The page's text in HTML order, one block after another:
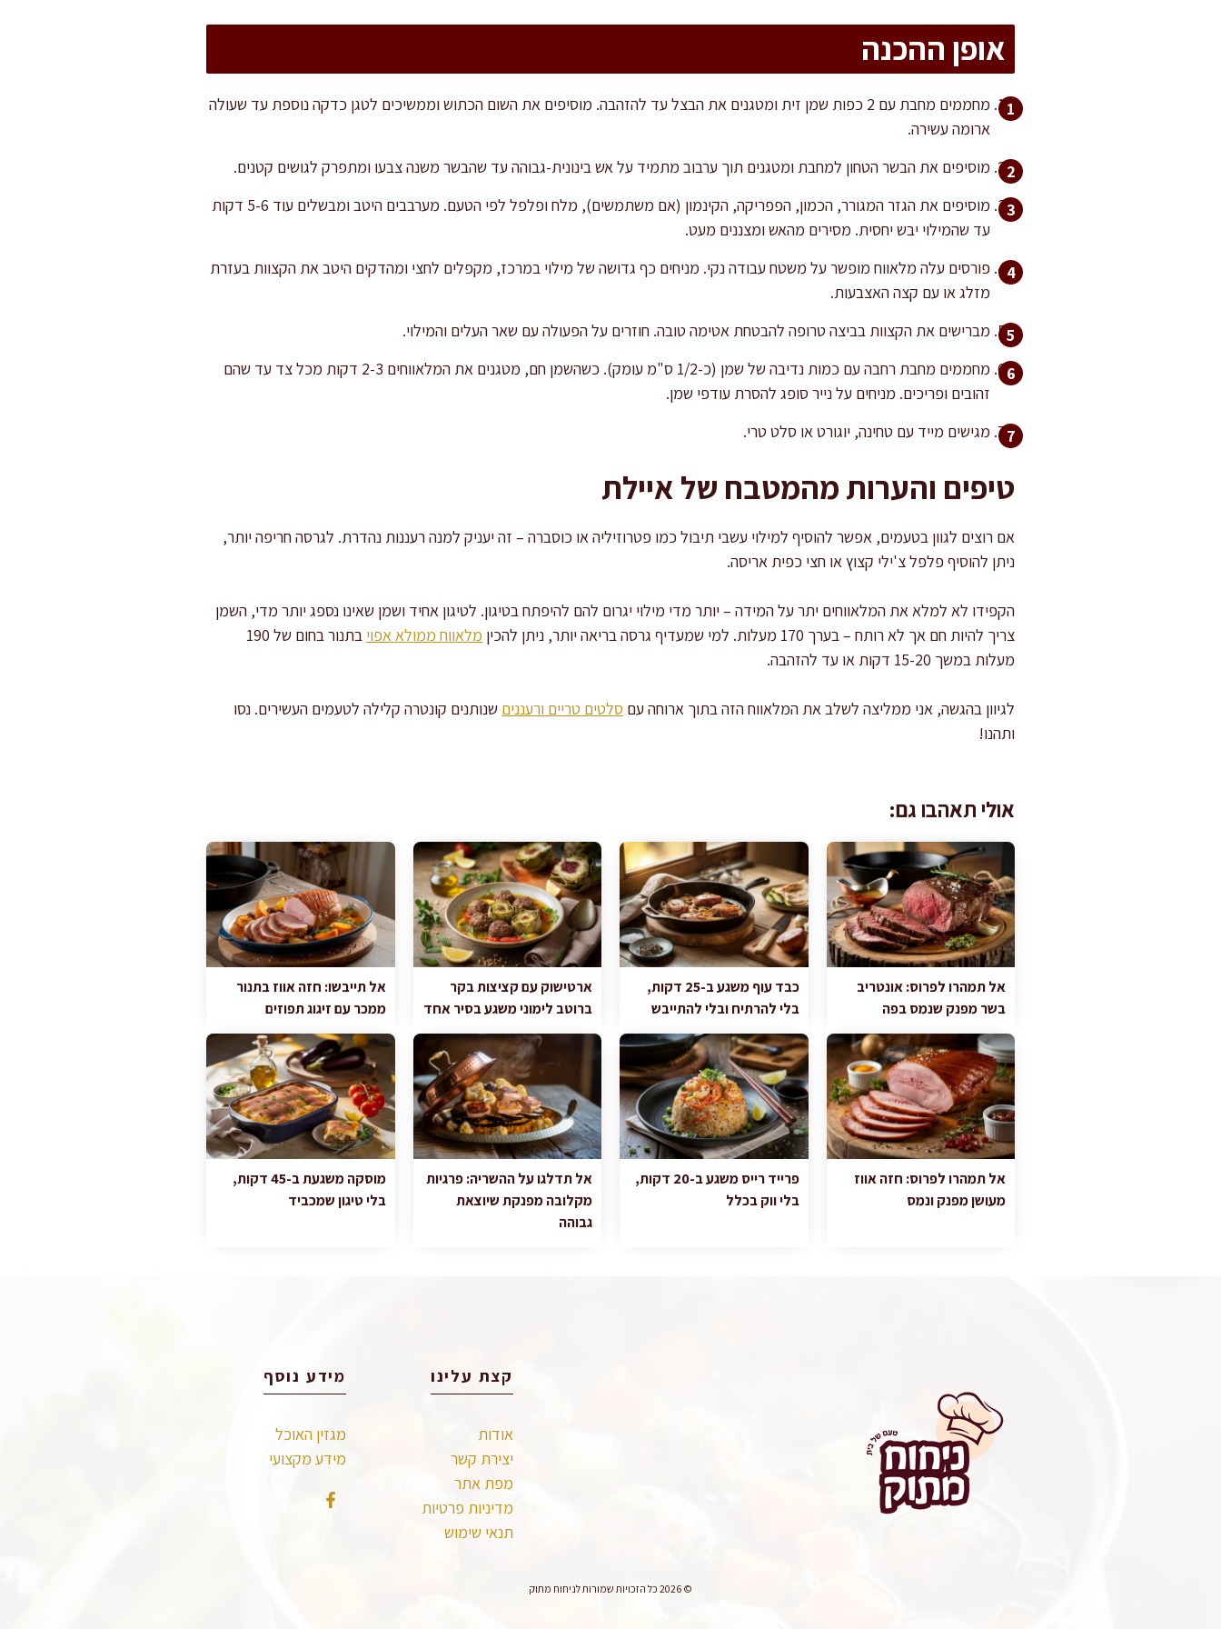
אופן ההכנה
מחממים מחבת עם 2 כפות שמן זית ומטגנים את הבצל עד להזהבה. מוסיפים את השום הכתוש וממשיכים לטגן כדקה נוספת עד שעולה
ארומה עשירה.
מוסיפים את הבשר הטחון למחבת ומטגנים תוך ערבוב מתמיד על אש בינונית-גבוהה עד שהבשר משנה צבעו ומתפרק לגושים קטנים.
מוסיפים את הגזר המגורר, הכמון, הפפריקה, הקינמון (אם משתמשים), מלח ופלפל לפי הטעם. מערבבים היטב ומבשלים עוד 5-6 דקות
עד שהמילוי יבש יחסית. מסירים מהאש ומצננים מעט.
פורסים עלה מלאווח מופשר על משטח עבודה נקי. מניחים כף גדושה של מילוי במרכז, מקפלים לחצי ומהדקים היטב את הקצוות בעזרת
מזלג או עם קצה האצבעות.
מברישים את הקצוות בביצה טרופה להבטחת אטימה טובה. חוזרים על הפעולה עם שאר העלים והמילוי.
מחממים מחבת רחבה עם כמות נדיבה של שמן (כ-1/2 ס"מ עומק). כשהשמן חם, מטגנים את המלאווחים 2-3 דקות מכל צד עד שהם
זהובים ופריכים. מניחים על נייר סופג להסרת עודפי שמן.
מגישים מייד עם טחינה, יוגורט או סלט טרי.
טיפים והערות מהמטבח של איילת
אם רוצים לגוון בטעמים, אפשר להוסיף למילוי עשבי תיבול כמו פטרוזיליה או כוסברה – זה יעניק למנה רעננות נהדרת. לגרסה חריפה יותר,
ניתן להוסיף פלפל צ'ילי קצוץ או חצי כפית אריסה.
הקפידו לא למלא את המלאווחים יתר על המידה – יותר מדי מילוי יגרום להם להיפתח בטיגון. לטיגון אחיד ושמן שאינו נספג יותר מדי, השמן
צריך להיות חם אך לא רותח – בערך 170 מעלות. למי שמעדיף גרסה בריאה יותר, ניתן להכין
מלאווח ממולא אפוי
בתנור בחום של 190
מעלות במשך 15-20 דקות או עד להזהבה.
לגיוון בהגשה, אני ממליצה לשלב את המלאווח הזה בתוך ארוחה עם סלטים טריים ורעננים שנותנים קונטרה קלילה לטעמים העשירים. נסו
ותהנו!
אולי תאהבו גם:
אל תמהרו לפרוס: אונטריב
בשר מפנק שנמס בפה
כבד עוף משגע ב-25 דקות,
בלי להרתיח ובלי להתייבש
ארטישוק עם קציצות בקר
ברוטב לימוני משגע בסיר אחד
אל תייבשו: חזה אווז בתנור
ממכר עם זיגוג תפוזים
אל תמהרו לפרוס: חזה אווז
מעושן מפנק ונמס
פרייד רייס משגע ב-20 דקות,
בלי ווק בכלל
אל תדלגו על ההשריה: פרגיות
מקלובה מפנקת שיוצאת
גבוהה
מוסקה משגעת ב-45 דקות,
בלי טיגון שמכביד
קצת עלינו
אודות
יצירת קשר
מפת אתר
מדיניות פרטיות
תנאי שימוש
מידע נוסף
מגזין האוכל
מידע מקצועי
© 2026 כל הזכויות שמורות לניחוח מתוק